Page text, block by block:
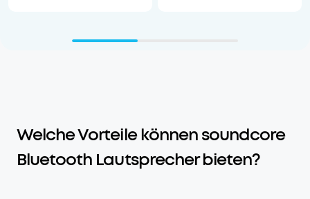
Welche Vorteile können soundcore
Bluetooth Lautsprecher bieten?